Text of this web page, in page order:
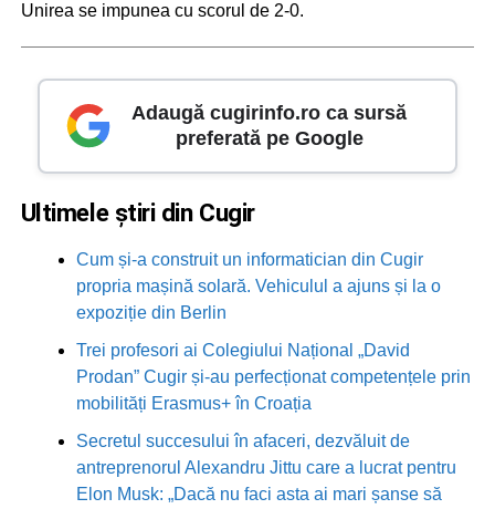
Unirea se impunea cu scorul de 2-0.
Adaugă cugirinfo.ro ca sursă
preferată pe Google
Ultimele știri din Cugir
Cum și-a construit un informatician din Cugir
propria mașină solară. Vehiculul a ajuns și la o
expoziție din Berlin
Trei profesori ai Colegiului Național „David
Prodan” Cugir și-au perfecționat competențele prin
mobilități Erasmus+ în Croația
Secretul succesului în afaceri, dezvăluit de
antreprenorul Alexandru Jittu care a lucrat pentru
Elon Musk: „Dacă nu faci asta ai mari șanse să